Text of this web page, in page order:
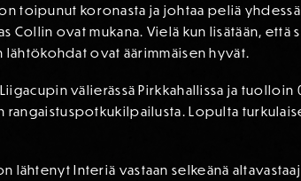
toipunut koronasta ja johtaa peliä
Collin ovat mukana. Vielä kun lisätään,
lähtökohdat ovat äärimmäisen hyvät.
välierässä Pirkkahallissa ja
rangaistuspotkukilpailusta. Lopulta
lähtenyt Interiä vastaan selkeänä